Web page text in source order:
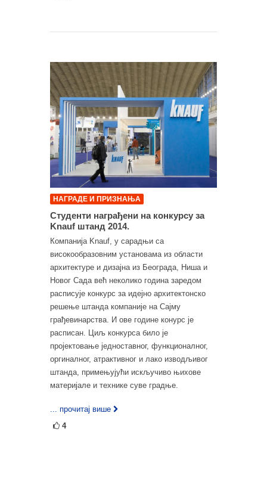
НАГРАДЕ И ПРИЗНАЊА
Студенти награђени на конкурсу за
Knauf штанд 2014.
Компанија Knauf, у сарадњи са
високообразовним установама из области
архитектуре и дизајна из Београда, Ниша и
Новог Сада већ неколико година заредом
расписује конкурс за идејно архитектонско
решење штанда компаније на Сајму
грађевинарства. И ове године конурс је
расписан. Циљ конкурса било је
пројектовање једноставног, функционалног,
оргиналног, атрактивног и лако изводљивог
штанда, примењујући искључиво њихове
материјале и технике суве градње.
... прочитај више
4